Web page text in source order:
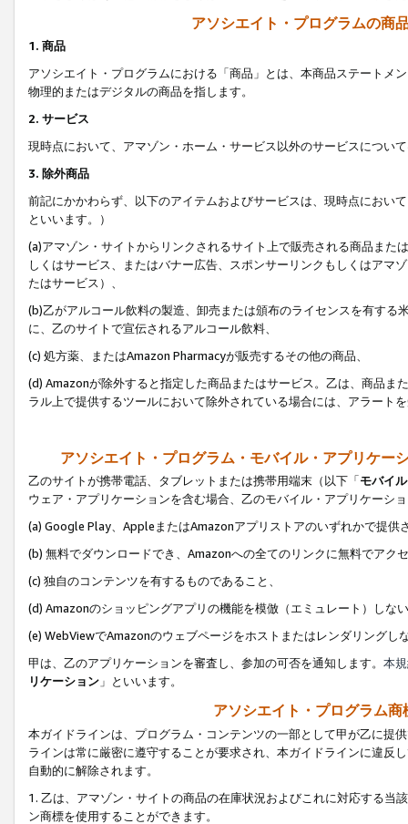
アソシエイト・プログラムの商
1. 商品
アソシエイト・プログラムにおける「商品」とは、本商品ステートメ
物理的またはデジタルの商品を指します。
2. サービス
現時点において、アマゾン・ホーム・サービス以外のサービスについ
3. 除外商品
前記にかかわらず、以下のアイテムおよびサービスは、現時点におい
といいます。）
(a)アマゾン・サイトからリンクされるサイト上で販売される商品ま
しくはサービス、またはバナー広告、スポンサーリンクもしくはアマ
たはサービス）、
(b)乙がアルコール飲料の製造、卸売または頒布のライセンスを有す
に、乙のサイトで宣伝されるアルコール飲料、
(c) 処方薬、またはAmazon Pharmacyが販売するその他の商品、
(d) Amazonが除外すると指定した商品またはサービス。乙は、商品ま
ラル上で提供するツールにおいて除外されている場合には、アラート
アソシエイト・プログラム・モバイル・アプリケー
乙のサイトが携帯電話、タブレットまたは携帯用端末（以下「モバイ
ウェア・アプリケーションを含む場合、乙のモバイル・アプリケーシ
(a) Google Play、AppleまたはAmazonアプリストアのいずれかで提供
(b) 無料でダウンロードでき、Amazonへの全てのリンクに無料でアク
(c) 独自のコンテンツを有するものであること、
(d) Amazonのショッピングアプリの機能を模倣（エミュレート）しな
(e) WebViewでAmazonのウェブページをホストまたはレンダリングし
甲は、乙のアプリケーションを審査し、参加の可否を通知します。 本
リケーション 」といいます。
アソシエイト・プログラム
本ガイドラインは、プログラム・コンテンツの一部として甲が乙に提
ラインは常に厳密に遵守することが要求され、本ガイドラインに違反
自動的に解除されます。
1. 乙は、アマゾン・サイトの商品の在庫状況およびこれに対応する
ン商標を使用することができます。